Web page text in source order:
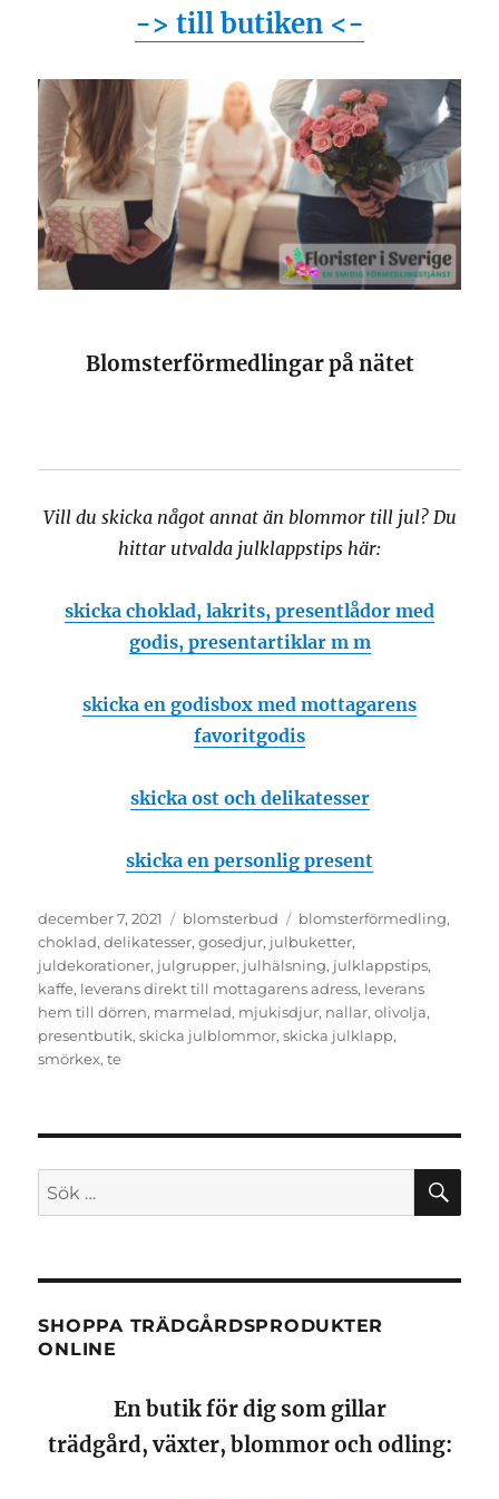
-> till butiken <-
Blomsterförmedlingar på nätet
Vill du skicka något annat än blommor till jul? Du
hittar utvalda julklappstips här:
skicka choklad, lakrits, presentlådor med
godis, presentartiklar m m
skicka en godisbox med mottagarens
favoritgodis
skicka ost och delikatesser
skicka en personlig present
Publicerat
den
december 7, 2021 Kategorier
blomsterbud Etiketter
blomsterförmedling,
choklad,delikatesser,gosedjur, julbuketter,
juldekorationer, julgrupper, julhälsning, julklappstips,
kaffe, leverans direkt till mottagarens adress, leverans
hem till dörren, marmelad, mjukisdjur, nallar,olivolja,
presentbutik,skicka julblommor,skicka julklapp,
smörkex,te
Sök
efter:
SHOPPA TRÄDGÅRDSPRODUKTER
ONLINE
En butik för dig som gillar
trädgård, växter, blommor och odling: